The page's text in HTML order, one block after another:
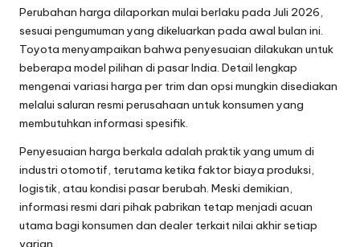
Perubahan harga dilaporkan mulai berlaku pada Juli 2026,
sesuai pengumuman yang dikeluarkan pada awal bulan ini.
Toyota menyampaikan bahwa penyesuaian dilakukan untuk
beberapa model pilihan di pasar India. Detail lengkap
mengenai variasi harga per trim dan opsi mungkin disediakan
melalui saluran resmi perusahaan untuk konsumen yang
membutuhkan informasi spesifik.
Penyesuaian harga berkala adalah praktik yang umum di
industri otomotif, terutama ketika faktor biaya produksi,
logistik, atau kondisi pasar berubah. Meski demikian,
informasi resmi dari pihak pabrikan tetap menjadi acuan
utama bagi konsumen dan dealer terkait nilai akhir setiap
varian.